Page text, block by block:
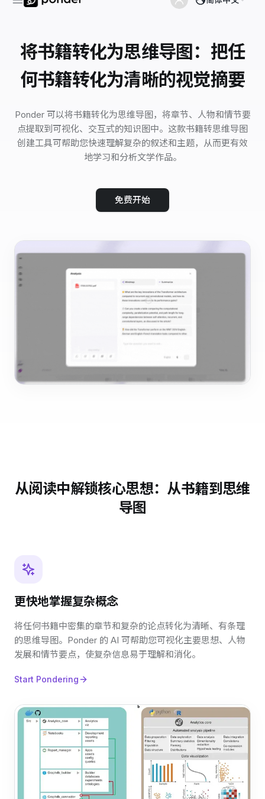
将书籍转化为思维导图：把任
何书籍转化为清晰的视觉摘要
Ponder 可以将书籍转化为思维导图，将章节、人物和情节要
点提取到可视化、交互式的知识图中。这款书籍转思维导图
创建工具可帮助您快速理解复杂的叙述和主题，从而更有效
地学习和分析文学作品。
免费开始
从阅读中解锁核心思想：从书籍到思维
导图
更快地掌握复杂概念
将任何书籍中密集的章节和复杂的论点转化为清晰、有条理
的思维导图。Ponder 的 AI 可帮助您可视化主要思想、人物
发展和情节要点，使复杂信息易于理解和消化。
Start Pondering